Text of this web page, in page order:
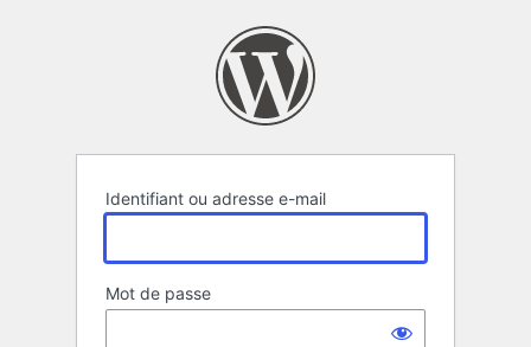
Identifiant ou adresse e-mail
Mot de passe